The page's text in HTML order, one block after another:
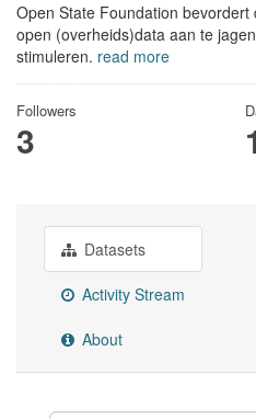
Open State Foundation
open (overheids)data aan te
stimuleren. read more
Followers
3
Datasets
Activity Stream
About